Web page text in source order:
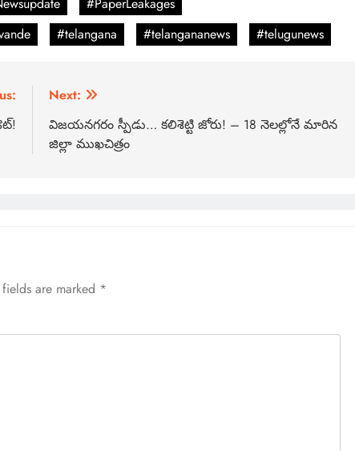
#telangana #telangananews #telugunews
Next:
విజయనగరం స్పీడు… కలిశెట్టి జోరు! – 18 నెలల్లోనే మారిన
జిల్లా ముఖచిత్రం
are marked *